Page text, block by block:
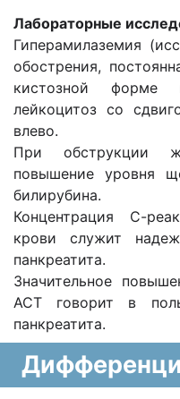
Лабораторные
Гиперамилаземия
обострения,
кистозной форме
лейкоцитоз со
влево.
При обструкции
повышение уровня
билирубина.
Концентрация С-
крови служит
панкреатита.
Значительное
АСТ говорит в
панкреатита.